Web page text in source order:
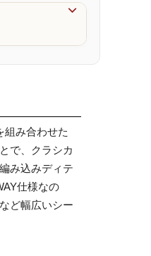

組み合わせた
で、クラシカ
み込みディテ
仕様なの
ど幅広いシー